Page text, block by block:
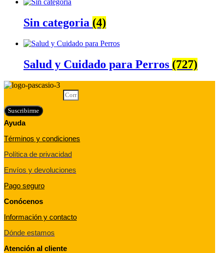
Sin categoria (4)
Salud y Cuidado para Perros (727)
Suscribirme
Ayuda
Términos y condiciones
Política de privacidad
Envíos y devoluciones
Pago seguro
Conócenos
Información y contacto
Dónde estamos
Atención al cliente